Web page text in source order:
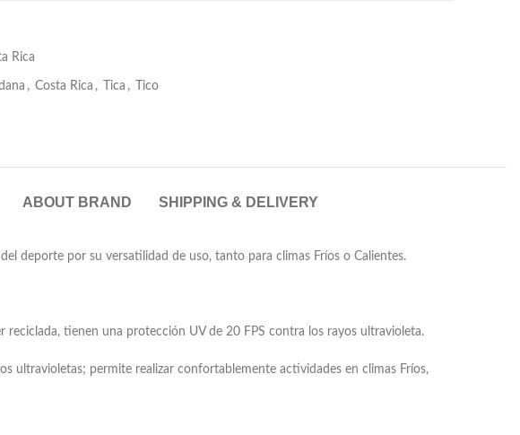
Rica
, Costa Rica , Tica , Tico
ABOUT BRAND SHIPPING & DELIVERY
deporte por su versatilidad de uso, tanto para climas Fríos o Calientes.
tienen una protección UV de 20 FPS contra los rayos ultravioleta.
ultravioletas; permite realizar confortablemente actividades en climas Fríos,